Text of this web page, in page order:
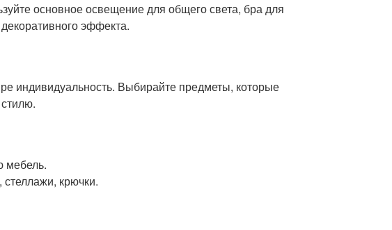
основное освещение для общего света, бра для
эффекта.
индивидуальность. Выбирайте предметы, которые
мебель.
стеллажи, крючки.